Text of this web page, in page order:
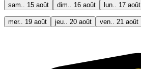
sam.. 15 août
dim.. 16 août lun.. 17 août
mer.. 19 août jeu.. 20 août ven.. 21 août